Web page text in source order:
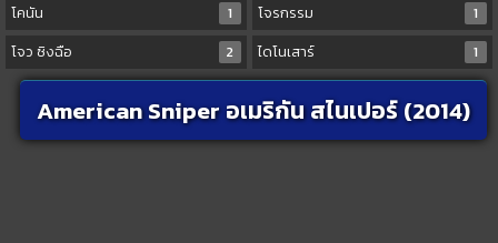
โคนัน
1 โจรกรรม
1
โจว ซิงฉือ
2 ไดโนเสาร์ 1
American Sniper อเมริกัน สไนเปอร์ (2014)